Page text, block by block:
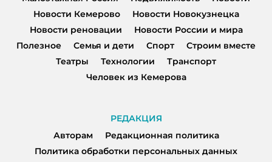
Новости Кемерово
Новости Новокузнецка
Новости реновации
Новости России и мира
Полезное
Семья и дети Спорт
Строим вместе
Театры
Технологии
Транспорт
Человек из Кемерова
РЕДАКЦИЯ
Авторам
Редакционная политика
Политика обработки персональных данных